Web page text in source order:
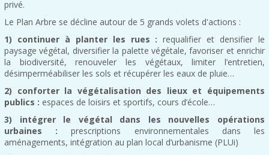
privé.
Le Plan Arbre se décline autour de 5 grands volets d'actions :
1) continuer à planter les rues : requalifier et densifier le
paysage végétal, diversifier la palette végétale, favoriser et enrichir
la biodiversité, renouveler les végétaux, limiter l’entretien,
désimperméabiliser les sols et récupérer les eaux de pluie…
2) conforter la végétalisation des lieux et équipements
publics : espaces de loisirs et sportifs, cours d’école…
3) intégrer le végétal dans les nouvelles opérations
urbaines : prescriptions environnementales dans les
aménagements, intégration au plan local d’urbanisme (PLUi)